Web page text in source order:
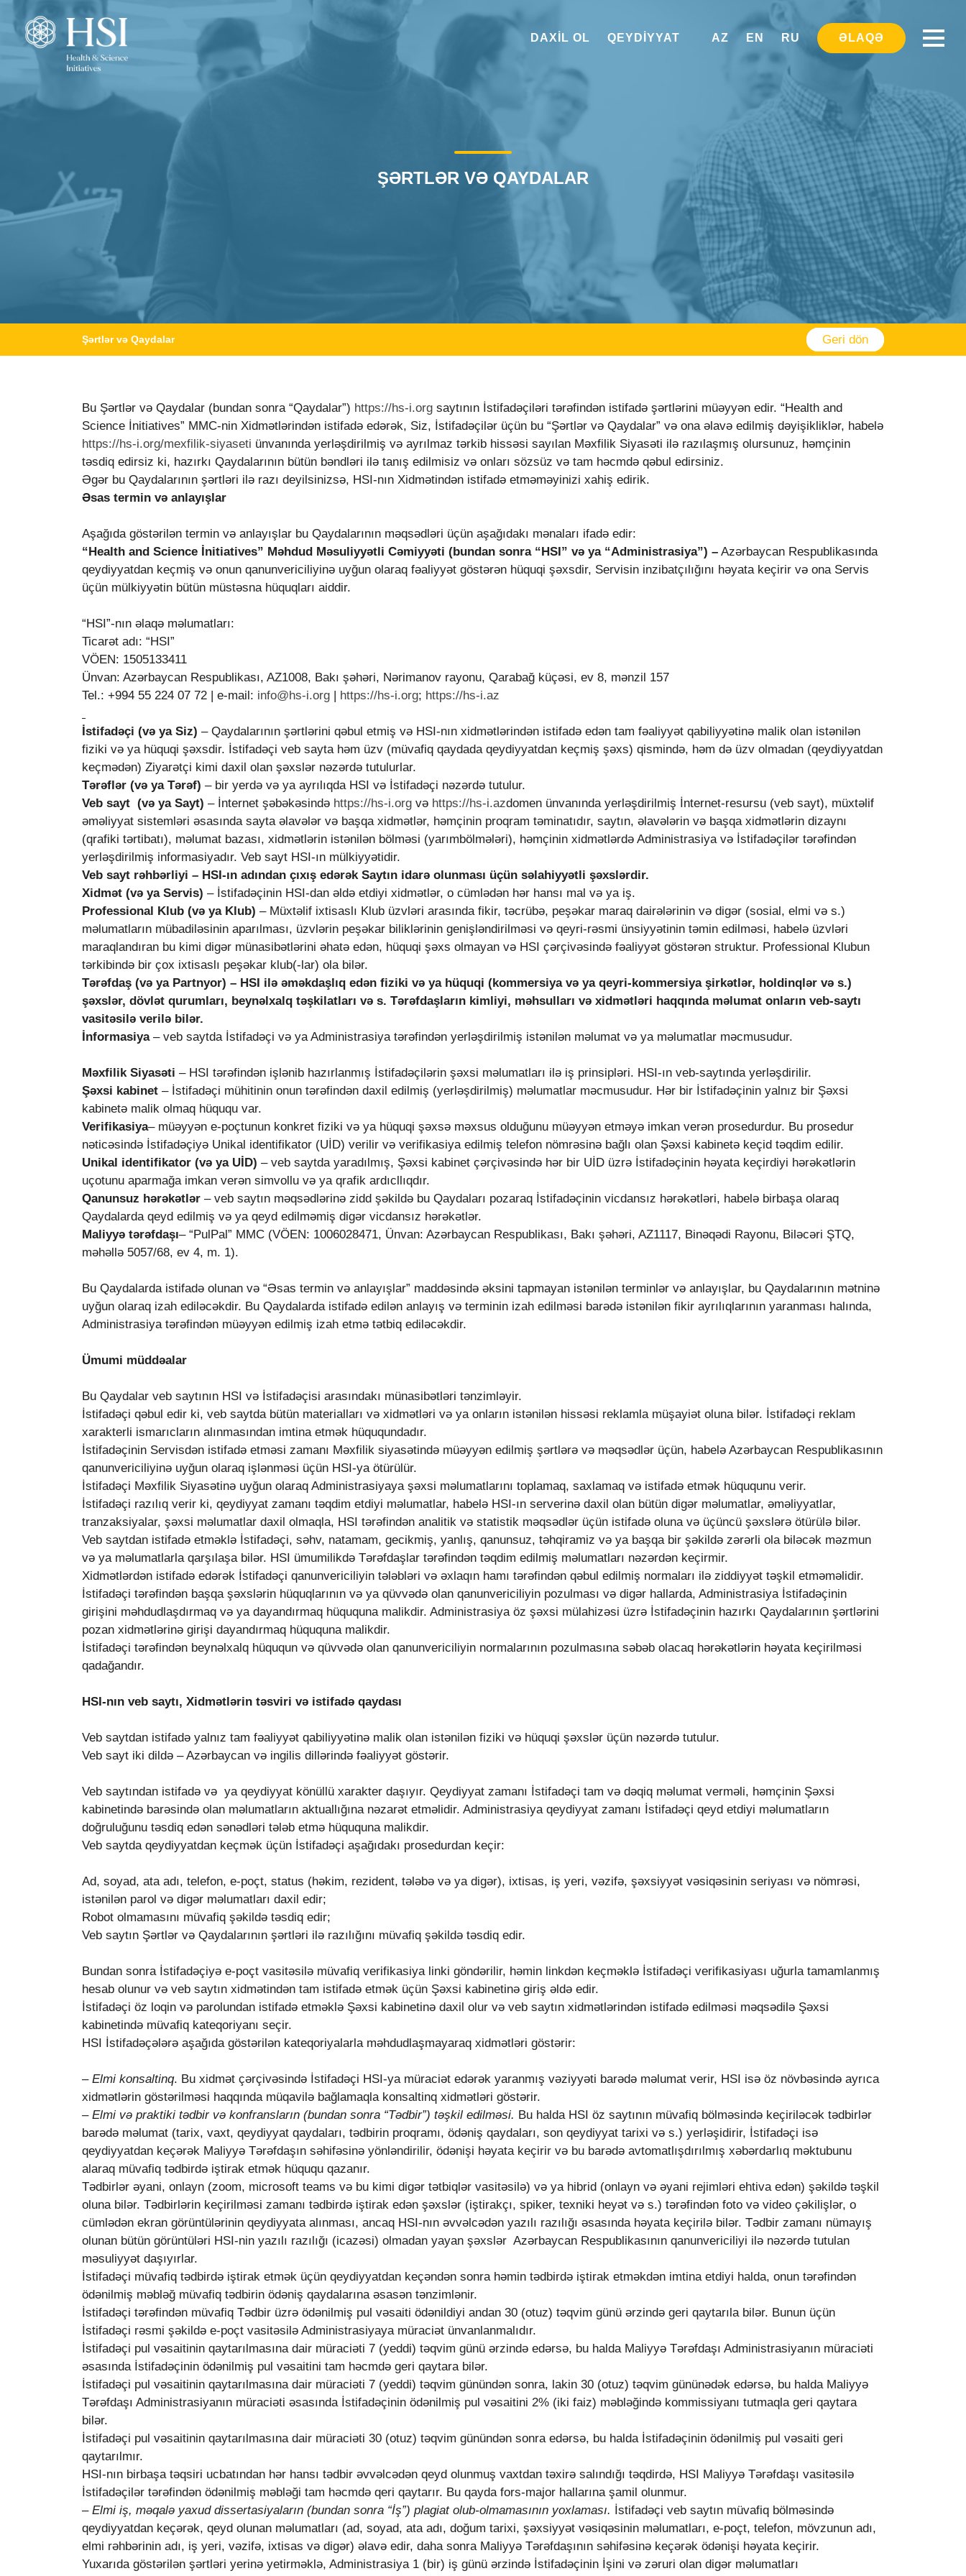
DAXIL OL QEYDIYYAT AZ EN RU ƏLAQƏ
ŞƏRTLƏR VƏ QAYDALAR
Şərtlər və Qaydalar Geri dön
Bu Şərtlər və Qaydalar (bundan sonra “Qaydalar”) https://hs-i.org saytının İstifadəçiləri tərəfindən istifadə şərtlərini müəyyən edir. “Health and
Science İnitiatives” MMC-nin Xidmətlərindən istifadə edərək, Siz, İstifadəçilər üçün bu “Şərtlər və Qaydalar” və ona əlavə edilmiş dəyişikliklər, habelə
https://hs-i.org/mexfilik-siyaseti ünvanında yerləşdirilmiş və ayrılmaz tərkib hissəsi sayılan Məxfilik Siyasəti ilə razılaşmış olursunuz, həmçinin
təsdiq edirsiz ki, hazırkı Qaydalarının bütün bəndləri ilə tanış edilmisiz və onları sözsüz və tam həcmdə qəbul edirsiniz.
Əgər bu Qaydalarının şərtləri ilə razı deyilsinizsə, HSI-nın Xidmətindən istifadə etməməyinizi xahiş edirik.
Əsas termin və anlayışlar
Aşağıda göstərilən termin və anlayışlar bu Qaydalarının məqsədləri üçün aşağıdakı mənaları ifadə edir:
“Health and Science İnitiatives” Məhdud Məsuliyyətli Cəmiyyəti (bundan sonra “HSI” və ya “Administrasiya”) – Azərbaycan Respublikasında
qeydiyyatdan keçmiş və onun qanunvericiliyinə uyğun olaraq fəaliyyət göstərən hüquqi şəxsdir, Servisin inzibatçılığını həyata keçirir və ona Servis
üçün mülkiyyətin bütün müstəsna hüquqları aiddir.
“HSI”-nın əlaqə məlumatları:
Ticarət adı: “HSI”
VÖEN: 1505133411
Ünvan: Azərbaycan Respublikası, AZ1008, Bakı şəhəri, Nərimanov rayonu, Qarabağ küçəsi, ev 8, mənzil 157
Tel.: +994 55 224 07 72 | e-mail: info@hs-i.org | https://hs-i.org; https://hs-i.az
İstifadəçi (və ya Siz) – Qaydalarının şərtlərini qəbul etmiş və HSI-nın xidmətlərindən istifadə edən tam fəaliyyət qabiliyyətinə malik olan istənilən
fiziki və ya hüquqi şəxsdir. İstifadəçi veb sayta həm üzv (müvafiq qaydada qeydiyyatdan keçmiş şəxs) qismində, həm də üzv olmadan (qeydiyyatdan
keçmədən) Ziyarətçi kimi daxil olan şəxslər nəzərdə tutulurlar.
Tərəflər (və ya Tərəf) – bir yerdə və ya ayrılıqda HSI və İstifadəçi nəzərdə tutulur.
Veb sayt (və ya Sayt) – İnternet şəbəkəsində https://hs-i.org və https://hs-i.azdomen ünvanında yerləşdirilmiş İnternet-resursu (veb sayt), müxtəlif
əməliyyat sistemləri əsasında sayta əlavələr və başqa xidmətlər, həmçinin proqram təminatıdır, saytın, əlavələrin və başqa xidmətlərin dizaynı
(qrafiki tərtibatı), məlumat bazası, xidmətlərin istənilən bölməsi (yarımbölmələri), həmçinin xidmətlərdə Administrasiya və İstifadəçilər tərəfindən
yerləşdirilmiş informasiyadır. Veb sayt HSI-ın mülkiyyətidir.
Veb sayt rəhbərliyi – HSI-ın adından çıxış edərək Saytın idarə olunması üçün səlahiyyətli şəxslərdir.
Xidmət (və ya Servis) – İstifadəçinin HSI-dan əldə etdiyi xidmətlər, o cümlədən hər hansı mal və ya iş.
Professional Klub (və ya Klub) – Müxtəlif ixtisaslı Klub üzvləri arasında fikir, təcrübə, peşəkar maraq dairələrinin və digər (sosial, elmi və s.)
məlumatların mübadiləsinin aparılması, üzvlərin peşəkar biliklərinin genişləndirilməsi və qeyri-rəsmi ünsiyyətinin təmin edilməsi, habelə üzvləri
maraqlandıran bu kimi digər münasibətlərini əhatə edən, hüquqi şəxs olmayan və HSI çərçivəsində fəaliyyət göstərən struktur. Professional Klubun
tərkibində bir çox ixtisaslı peşəkar klub(-lar) ola bilər.
Tərəfdaş (və ya Partnyor) – HSI ilə əməkdaşlıq edən fiziki və ya hüquqi (kommersiya və ya qeyri-kommersiya şirkətlər, holdinqlər və s.)
şəxslər, dövlət qurumları, beynəlxalq təşkilatları və s. Tərəfdaşların kimliyi, məhsulları və xidmətləri haqqında məlumat onların veb-saytı
vasitəsilə verilə bilər.
İnformasiya – veb saytda İstifadəçi və ya Administrasiya tərəfindən yerləşdirilmiş istənilən məlumat və ya məlumatlar məcmusudur.
Məxfilik Siyasəti – HSI tərəfindən işlənib hazırlanmış İstifadəçilərin şəxsi məlumatları ilə iş prinsipləri. HSI-ın veb-saytında yerləşdirilir.
Şəxsi kabinet – İstifadəçi mühitinin onun tərəfindən daxil edilmiş (yerləşdirilmiş) məlumatlar məcmusudur. Hər bir İstifadəçinin yalnız bir Şəxsi
kabinetə malik olmaq hüququ var.
Verifikasiya– müəyyən e-poçtunun konkret fiziki və ya hüquqi şəxsə məxsus olduğunu müəyyən etməyə imkan verən prosedurdur. Bu prosedur
nəticəsində İstifadəçiyə Unikal identifikator (UİD) verilir və verifikasiya edilmiş telefon nömrəsinə bağlı olan Şəxsi kabinetə keçid təqdim edilir.
Unikal identifikator (və ya UİD) – veb saytda yaradılmış, Şəxsi kabinet çərçivəsində hər bir UİD üzrə İstifadəçinin həyata keçirdiyi hərəkətlərin
uçotunu aparmağa imkan verən simvollu və ya qrafik ardıcllıqdır.
Qanunsuz hərəkətlər – veb saytın məqsədlərinə zidd şəkildə bu Qaydaları pozaraq İstifadəçinin vicdansız hərəkətləri, habelə birbaşa olaraq
Qaydalarda qeyd edilmiş və ya qeyd edilməmiş digər vicdansız hərəkətlər.
Maliyyə tərəfdaşı– “PulPal” MMC (VÖEN: 1006028471, Ünvan: Azərbaycan Respublikası, Bakı şəhəri, AZ1117, Binəqədi Rayonu, Biləcəri ŞTQ,
məhəllə 5057/68, ev 4, m. 1).
Bu Qaydalarda istifadə olunan və “Əsas termin və anlayışlar” maddəsində əksini tapmayan istənilən terminlər və anlayışlar, bu Qaydalarının mətninə
uyğun olaraq izah ediləcəkdir. Bu Qaydalarda istifadə edilən anlayış və terminin izah edilməsi barədə istənilən fikir ayrılıqlarının yaranması halında,
Administrasiya tərəfindən müəyyən edilmiş izah etmə tətbiq ediləcəkdir.
Ümumi müddəalar
Bu Qaydalar veb saytının HSI və İstifadəçisi arasındakı münasibətləri tənzimləyir.
İstifadəçi qəbul edir ki, veb saytda bütün materialları və xidmətləri və ya onların istənilən hissəsi reklamla müşayiət oluna bilər. İstifadəçi reklam
xarakterli ismarıcların alınmasından imtina etmək hüququndadır.
İstifadəçinin Servisdən istifadə etməsi zamanı Məxfilik siyasətində müəyyən edilmiş şərtlərə və məqsədlər üçün, habelə Azərbaycan Respublikasının
qanunvericiliyinə uyğun olaraq işlənməsi üçün HSI-ya ötürülür.
İstifadəçi Məxfilik Siyasətinə uyğun olaraq Administrasiyaya şəxsi məlumatlarını toplamaq, saxlamaq və istifadə etmək hüququnu verir.
İstifadəçi razılıq verir ki, qeydiyyat zamanı təqdim etdiyi məlumatlar, habelə HSI-ın serverinə daxil olan bütün digər məlumatlar, əməliyyatlar,
tranzaksiyalar, şəxsi məlumatlar daxil olmaqla, HSI tərəfindən analitik və statistik məqsədlər üçün istifadə oluna və üçüncü şəxslərə ötürülə bilər.
Veb saytdan istifadə etməklə İstifadəçi, səhv, natamam, gecikmiş, yanlış, qanunsuz, təhqiramiz və ya başqa bir şəkildə zərərli ola biləcək məzmun
və ya məlumatlarla qarşılaşa bilər. HSI ümumilikdə Tərəfdaşlar tərəfindən təqdim edilmiş məlumatları nəzərdən keçirmir.
Xidmətlərdən istifadə edərək İstifadəçi qanunvericiliyin tələbləri və əxlaqın hamı tərəfindən qəbul edilmiş normaları ilə ziddiyyət təşkil etməməlidir.
İstifadəçi tərəfindən başqa şəxslərin hüquqlarının və ya qüvvədə olan qanunvericiliyin pozulması və digər hallarda, Administrasiya İstifadəçinin
girişini məhdudlaşdırmaq və ya dayandırmaq hüququna malikdir. Administrasiya öz şəxsi mülahizəsi üzrə İstifadəçinin hazırkı Qaydalarının şərtlərini
pozan xidmətlərinə girişi dayandırmaq hüququna malikdir.
İstifadəçi tərəfindən beynəlxalq hüququn və qüvvədə olan qanunvericiliyin normalarının pozulmasına səbəb olacaq hərəkətlərin həyata keçirilməsi
qadağandır.
HSI-nın veb saytı, Xidmətlərin təsviri və istifadə qaydası
Veb saytdan istifadə yalnız tam fəaliyyət qabiliyyətinə malik olan istənilən fiziki və hüquqi şəxslər üçün nəzərdə tutulur.
Veb sayt iki dildə – Azərbaycan və ingilis dillərində fəaliyyət göstərir.
Veb saytından istifadə və ya qeydiyyat könüllü xarakter daşıyır. Qeydiyyat zamanı İstifadəçi tam və dəqiq məlumat verməli, həmçinin Şəxsi
kabinetində barəsində olan məlumatların aktuallığına nəzarət etməlidir. Administrasiya qeydiyyat zamanı İstifadəçi qeyd etdiyi məlumatların
doğruluğunu təsdiq edən sənədləri tələb etmə hüququna malikdir.
Veb saytda qeydiyyatdan keçmək üçün İstifadəçi aşağıdakı prosedurdan keçir:
Ad, soyad, ata adı, telefon, e-poçt, status (həkim, rezident, tələbə və ya digər), ixtisas, iş yeri, vəzifə, şəxsiyyət vəsiqəsinin seriyası və nömrəsi,
istənilən parol və digər məlumatları daxil edir;
Robot olmamasını müvafiq şəkildə təsdiq edir;
Veb saytın Şərtlər və Qaydalarının şərtləri ilə razılığını müvafiq şəkildə təsdiq edir.
Bundan sonra İstifadəçiyə e-poçt vasitəsilə müvafiq verifikasiya linki göndərilir, həmin linkdən keçməklə İstifadəçi verifikasiyası uğurla tamamlanmış
hesab olunur və veb saytın xidmətindən tam istifadə etmək üçün Şəxsi kabinetinə giriş əldə edir.
İstifadəçi öz loqin və parolundan istifadə etməklə Şəxsi kabinetinə daxil olur və veb saytın xidmətlərindən istifadə edilməsi məqsədilə Şəxsi
kabinetində müvafiq kateqoriyanı seçir.
HSI İstifadəçələrə aşağıda göstərilən kateqoriyalarla məhdudlaşmayaraq xidmətləri göstərir:
– Elmi konsaltinq. Bu xidmət çərçivəsində İstifadəçi HSI-ya müraciət edərək yaranmış vəziyyəti barədə məlumat verir, HSI isə öz növbəsində ayrıca
xidmətlərin göstərilməsi haqqında müqavilə bağlamaqla konsaltinq xidmətləri göstərir.
– Elmi və praktiki tədbir və konfransların (bundan sonra “Tədbir”) təşkil edilməsi. Bu halda HSI öz saytının müvafiq bölməsində keçiriləcək tədbirlər
barədə məlumat (tarix, vaxt, qeydiyyat qaydaları, tədbirin proqramı, ödəniş qaydaları, son qeydiyyat tarixi və s.) yerləşidirir, İstifadəçi isə
qeydiyyatdan keçərək Maliyyə Tərəfdaşın səhifəsinə yönləndirilir, ödənişi həyata keçirir və bu barədə avtomatlışdırılmış xəbərdarlıq məktubunu
alaraq müvafiq tədbirdə iştirak etmək hüququ qazanır.
Tədbirlər əyani, onlayn (zoom, microsoft teams və bu kimi digər tətbiqlər vasitəsilə) və ya hibrid (onlayn və əyani rejimləri ehtiva edən) şəkildə təşkil
oluna bilər. Tədbirlərin keçirilməsi zamanı tədbirdə iştirak edən şəxslər (iştirakçı, spiker, texniki heyət və s.) tərəfindən foto və video çəkilişlər, o
cümlədən ekran görüntülərinin qeydiyyata alınması, ancaq HSI-nın əvvəlcədən yazılı razılığı əsasında həyata keçirilə bilər. Tədbir zamanı nümayış
olunan bütün görüntüləri HSI-nin yazılı razılığı (icazəsi) olmadan yayan şəxslər Azərbaycan Respublikasının qanunvericiliyi ilə nəzərdə tutulan
məsuliyyət daşıyırlar.
İstifadəçi müvafiq tədbirdə iştirak etmək üçün qeydiyyatdan keçəndən sonra həmin tədbirdə iştirak etməkdən imtina etdiyi halda, onun tərəfindən
ödənilmiş məbləğ müvafiq tədbirin ödəniş qaydalarına əsasən tənzimlənir.
İstifadəçi tərəfindən müvafiq Tədbir üzrə ödənilmiş pul vəsaiti ödənildiyi andan 30 (otuz) təqvim günü ərzində geri qaytarıla bilər. Bunun üçün
İstifadəçi rəsmi şəkildə e-poçt vasitəsilə Administrasiyaya müraciət ünvanlanmalıdır.
İstifadəçi pul vəsaitinin qaytarılmasına dair müraciəti 7 (yeddi) təqvim günü ərzində edərsə, bu halda Maliyyə Tərəfdaşı Administrasiyanın müraciəti
əsasında İstifadəçinin ödənilmiş pul vəsaitini tam həcmdə geri qaytara bilər.
İstifadəçi pul vəsaitinin qaytarılmasına dair müraciəti 7 (yeddi) təqvim günündən sonra, lakin 30 (otuz) təqvim gününədək edərsə, bu halda Maliyyə
Tərəfdaşı Administrasiyanın müraciəti əsasında İstifadəçinin ödənilmiş pul vəsaitini 2% (iki faiz) məbləğində kommissiyanı tutmaqla geri qaytara
bilər.
İstifadəçi pul vəsaitinin qaytarılmasına dair müraciəti 30 (otuz) təqvim günündən sonra edərsə, bu halda İstifadəçinin ödənilmiş pul vəsaiti geri
qaytarılmır.
HSI-nın birbaşa təqsiri ucbatından hər hansı tədbir əvvəlcədən qeyd olunmuş vaxtdan təxirə salındığı təqdirdə, HSI Maliyyə Tərəfdaşı vasitəsilə
İstifadəçilər tərəfindən ödənilmiş məbləği tam həcmdə qeri qaytarır. Bu qayda fors-major hallarına şamil olunmur.
– Elmi iş, məqalə yaxud dissertasiyaların (bundan sonra “İş”) plagiat olub-olmamasının yoxlaması. İstifadəçi veb saytın müvafiq bölməsində
qeydiyyatdan keçərək, qeyd olunan məlumatları (ad, soyad, ata adı, doğum tarixi, şəxsiyyət vəsiqəsinin məlumatları, e-poçt, telefon, mövzunun adı,
elmi rəhbərinin adı, iş yeri, vəzifə, ixtisas və digər) əlavə edir, daha sonra Maliyyə Tərəfdaşının səhifəsinə keçərək ödənişi həyata keçirir.
Yuxarıda göstərilən şərtləri yerinə yetirməklə, Administrasiya 1 (bir) iş günü ərzində İstifadəçinin İşini və zəruri olan digər məlumatları